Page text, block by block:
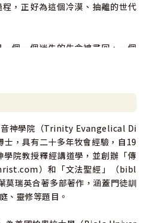
，正好為這個冷漠、抽離的世代
一個一個迷失的生命被尋回，一個
迷失與殘缺更是現代人生命的實
法釋經為基礎，為每一段聖經敘
演繹、應用具備，使信息深刻地
每一個生命故事，走向耶穌生命
，慢慢地讓別人從我們的生活中
音神學院（Trinity Evangelical Di
，具有二十多年牧會經驗，自19
院教授釋經講道學，並創辦「傳
）和「文法聖經」（bibl
瑞英合著多部著作，涵蓋門徒訓
、靈修等題目。